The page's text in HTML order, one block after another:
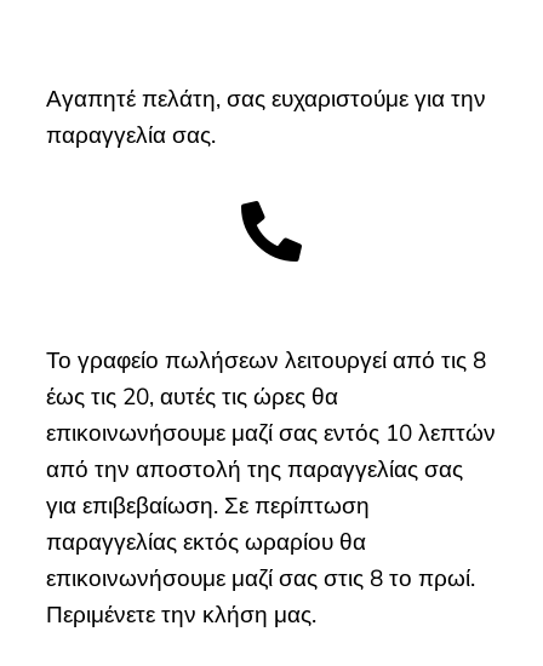
Αγαπητέ πελάτη, σας ευχαριστούμε για την
παραγγελία σας.
Το γραφείο πωλήσεων λειτουργεί από τις 8
έως τις 20, αυτές τις ώρες θα
επικοινωνήσουμε μαζί σας εντός 10 λεπτών
από την αποστολή της παραγγελίας σας
για επιβεβαίωση. Σε περίπτωση
παραγγελίας εκτός ωραρίου θα
επικοινωνήσουμε μαζί σας στις 8 το πρωί.
Περιμένετε την κλήση μας.